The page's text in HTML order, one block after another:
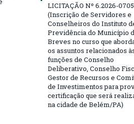
LICITAÇÃO Nº 6.2026-
(Inscrição de Servidores e
Conselheiros do Instituto
Previdência do Município
Breves no curso que
os assuntos relacionados
funções de Conselho
Deliberativo, Conselho
Gestor de Recursos e
de Investimentos para
certificação que será
na cidade de Belém/PA)